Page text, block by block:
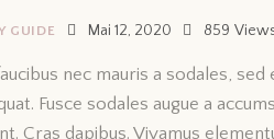
GUIDE Mai 12, 2020 859
nec mauris a sodales,
Fusce sodales augue a
Cras dapibus. Vivamus